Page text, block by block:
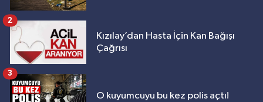
Kızılay’dan Hasta İçin Kan Bağışı
Çağrısı
2
O kuyumcuyu bu kez polis açtı!
3